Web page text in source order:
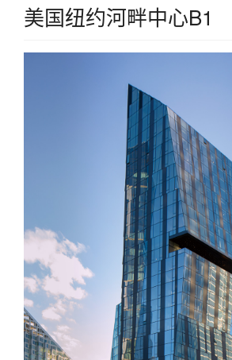
美国纽约河畔中心B1